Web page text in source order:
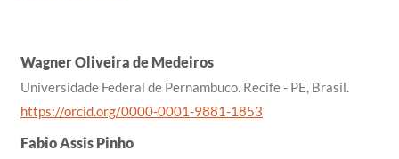
Wagner Oliveira de Medeiros
Universidade Federal de Pernambuco. Recife - PE, Brasil.
https://orcid.org/0000-0001-9881-1853
Fabio Assis Pinho